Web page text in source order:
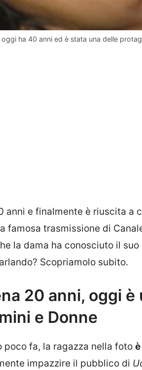
ha 40 anni ed è stata una delle
anni e finalmente è riuscita a
famosa trasmissione di
la dama ha conosciuto il
Scopriamolo subito.
20 anni, oggi
e Donne
fa, la ragazza nella foto
impazzire il pubblico di